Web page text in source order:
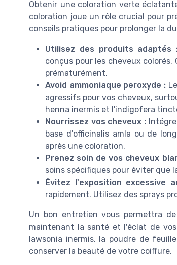
Obtenir une coloration verte
coloration joue un rôle crucial pour
conseils pratiques pour prolonger la
Utilisez des produits adaptés
conçus pour les cheveux
prématurément.
Avoid ammoniaque peroxyde :
agressifs pour vos cheveux,
henna inermis et l'indigofera
Nourrissez vos cheveux :
base d'officinalis amla ou de
après une coloration.
Prenez soin de vos cheveux
soins spécifiques pour éviter que
Évitez l'exposition excessive
rapidement. Utilisez des sprays
Un bon entretien vous permettra
maintenant la santé et l'éclat de
lawsonia inermis, la poudre de
conserver la beauté de votre coiffure.